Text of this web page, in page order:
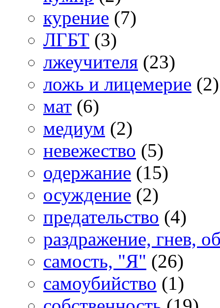
курение (7)
ЛГБТ (3)
лжеучителя (23)
ложь и лицемерие (2)
мат (6)
медиум (2)
невежество (5)
одержание (15)
осуждение (2)
предательство (4)
раздражение, гнев,
самость, "Я" (26)
самоубийство (1)